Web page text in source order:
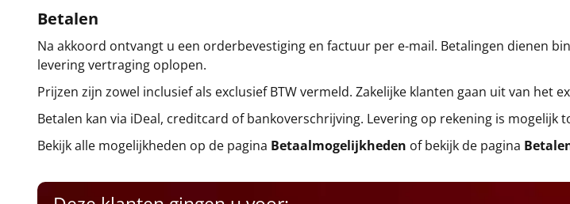
Betalen
Na akkoord ontvangt u een orderbevestiging en factuur per e-mail. Betalingen dienen
levering vertraging oplopen.
Prijzen zijn zowel inclusief als exclusief BTW vermeld. Zakelijke klanten gaan uit van het
Betalen kan via iDeal, creditcard of bankoverschrijving. Levering op rekening is mogelijk
Bekijk alle mogelijkheden op de pagina Betaalmogelijkheden of bekijk de pagina